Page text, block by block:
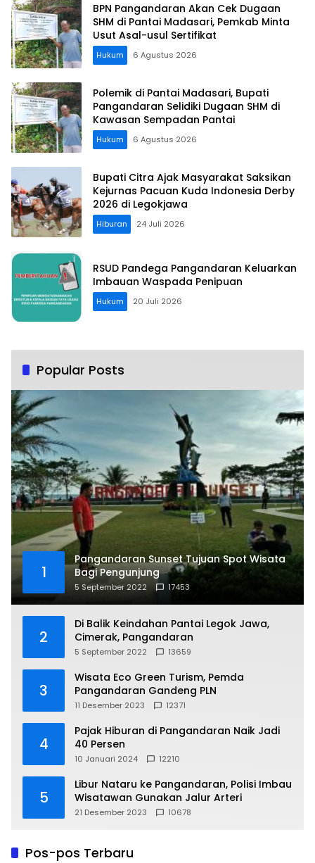
BPN Pangandaran Akan Cek Dugaan
SHM di Pantai Madasari, Pemkab Minta
Usut Asal-usul Sertifikat
Hukum 6 Agustus 2026
Polemik di Pantai Madasari, Bupati
Pangandaran Selidiki Dugaan SHM di
Kawasan Sempadan Pantai
Hukum 6 Agustus 2026
Bupati Citra Ajak Masyarakat Saksikan
Kejurnas Pacuan Kuda Indonesia Derby
2026 di Legokjawa
Hiburan 24 Juli 2026
RSUD Pandega Pangandaran Keluarkan
Imbauan Waspada Penipuan
Hukum 20 Juli 2026
Popular Posts
1
Pangandaran Sunset Tujuan Spot Wisata
Bagi Pengunjung
5 September 2022 17453
2
Di Balik Keindahan Pantai Legok Jawa,
Cimerak, Pangandaran
5 September 2022 13659
3
Wisata Eco Green Turism, Pemda
Pangandaran Gandeng PLN
11 Desember 2023 12371
4
Pajak Hiburan di Pangandaran Naik Jadi
40 Persen
10 Januari 2024 12210
5
Libur Nataru ke Pangandaran, Polisi Imbau
Wisatawan Gunakan Jalur Arteri
21 Desember 2023 10678
Pos-pos Terbaru